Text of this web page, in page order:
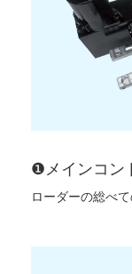
❶メインコン
ローダーの総べ